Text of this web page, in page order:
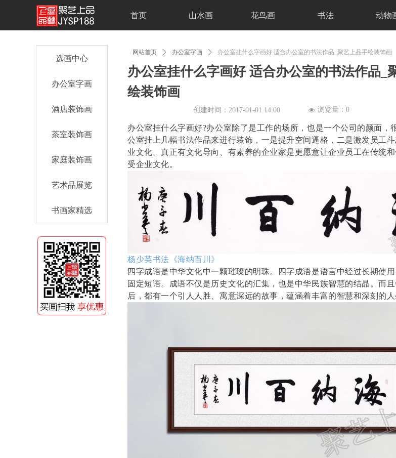
首页 山水画 花鸟画 书法 动物
创建时间： 2017-01-01 14:00 넶 浏览量： 0
办公室挂什么字画好?办公室除了是工作的场所，也是一个公司的颜面，
公室挂上几幅书法作品来进行装饰，一是提升空间逼格，二是激发员工
业文化。真正有文化导向、有素养的企业家是更愿意让企业员工在传统
受企业文化。
杨少英书法《海纳百川》
四字成语是中华文化中一颗璀璨的明珠。四字成语是语言中经过长期使
固定短语。成语不仅是历史文化的汇集，也是中华民族智慧的结晶。而
后，都有一个引人人胜、寓意深远的故事，蕴涵着丰富的智慧和深刻的人
办公室挂什么字画好 适合办公室的书法作品_
绘装饰画
网站首页 ꄲ 办公室字画 ꄲ 办公室挂什么字画好 适合办公室的书法作品_聚艺上品手绘装饰画
选画中心
办公室字画
酒店装饰画
茶室装饰画
家庭装饰画
艺术品展览
书画家精选